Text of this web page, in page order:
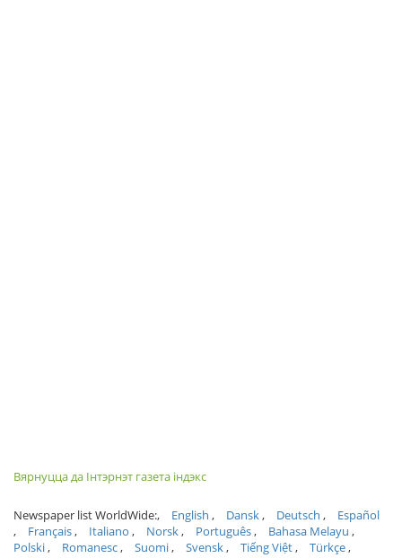
Вярнуцца да Інтэрнэт газета індэкс
Newspaper list WorldWide: English Dansk Deutsch
Español
Français
Italiano Norsk Português
Bahasa Melayu
Polski
Romanesc Suomi Svensk Tiếng Việt
Türkçe